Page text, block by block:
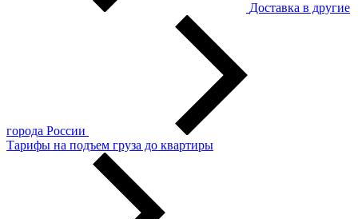
Доставка в другие
города России
Тарифы на подъем груза до квартиры